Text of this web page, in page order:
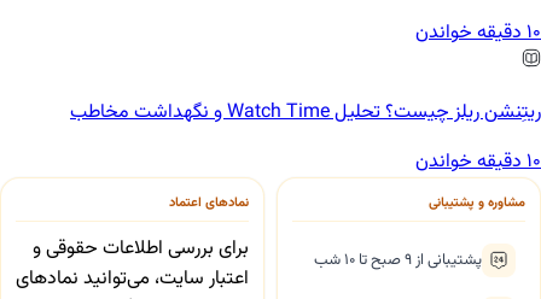
10 دقیقه خواندن
ریتِنشن ریلز چیست؟ تحلیل Watch Time و نگهداشت مخاطب
10 دقیقه خواندن
مشاوره و پشتیبانی
پشتیبانی از ۹ صبح تا ۱۰ شب
نمادهای اعتماد
برای بررسی اطلاعات حقوقی و
اعتبار سایت، می‌توانید نمادهای